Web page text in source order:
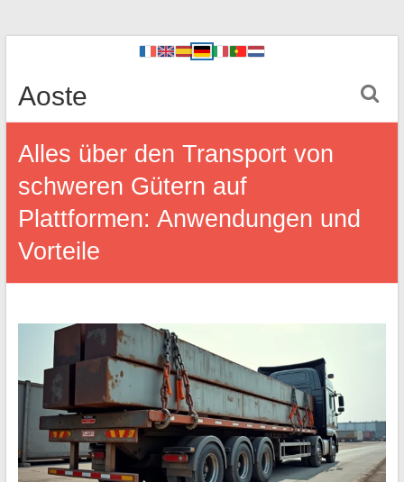
Aoste
Alles über den Transport von
schweren Gütern auf
Plattformen: Anwendungen und
Vorteile